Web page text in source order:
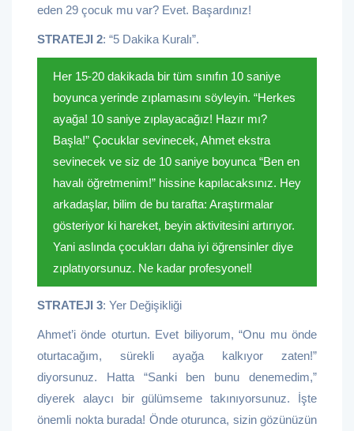
eden 29 çocuk mu var? Evet. Başardınız!
STRATEJI 2: “5 Dakika Kuralı”.
Her 15-20 dakikada bir tüm sınıfın 10 saniye
boyunca yerinde zıplamasını söyleyin. “Herkes
ayağa! 10 saniye zıplayacağız! Hazır mı?
Başla!” Çocuklar sevinecek, Ahmet ekstra
sevinecek ve siz de 10 saniye boyunca “Ben en
havalı öğretmenim!” hissine kapılacaksınız. Hey
arkadaşlar, bilim de bu tarafta: Araştırmalar
gösteriyor ki hareket, beyin aktivitesini artırıyor.
Yani aslında çocukları daha iyi öğrensinler diye
zıplatıyorsunuz. Ne kadar profesyonel!
STRATEJI 3: Yer Değişikliği
Ahmet’i önde oturtun. Evet biliyorum, “Onu mu önde
oturtacağım, sürekli ayağa kalkıyor zaten!”
diyorsunuz. Hatta “Sanki ben bunu denemedim,”
diyerek alaycı bir gülümseme takınıyorsunuz. İşte
önemli nokta burada! Önde oturunca, sizin gözünüzün